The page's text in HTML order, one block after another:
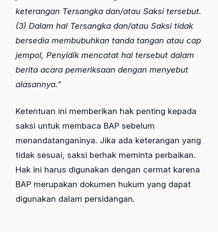
keterangan Tersangka dan/atau Saksi tersebut.
(3) Dalam hal Tersangka dan/atau Saksi tidak
bersedia membubuhkan tanda tangan atau cap
jempol, Penyidik mencatat hal tersebut dalam
berita acara pemeriksaan dengan menyebut
alasannya.”
Ketentuan ini memberikan hak penting kepada
saksi untuk membaca BAP sebelum
menandatanganinya. Jika ada keterangan yang
tidak sesuai, saksi berhak meminta perbaikan.
Hak ini harus digunakan dengan cermat karena
BAP merupakan dokumen hukum yang dapat
digunakan dalam persidangan.